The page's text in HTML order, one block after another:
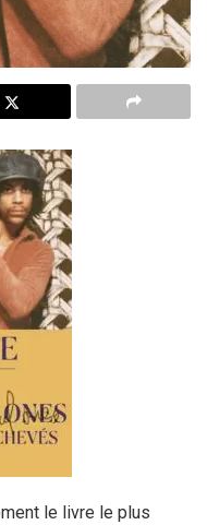
le livre le plus